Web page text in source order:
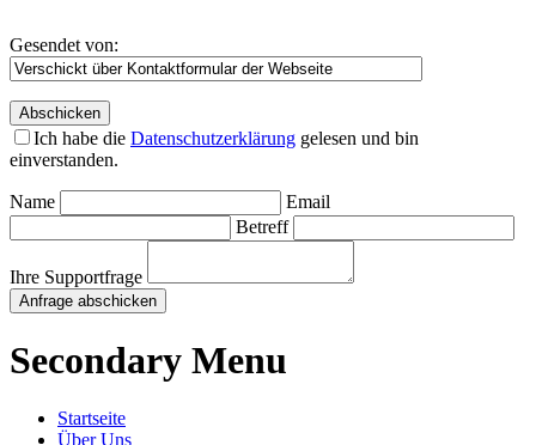
Gesendet von:
Ich habe die Datenschutzerklärung gelesen und bin
einverstanden.
Name
Email
Betreff
Ihre Supportfrage
Anfrage abschicken
Secondary Menu
Startseite
Über Uns